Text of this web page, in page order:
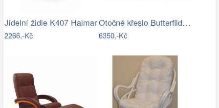
Jídelní židle K407 Halmar
2266,-Kč
Otočné křeslo Butterfild, žlutá
6350,-Kč